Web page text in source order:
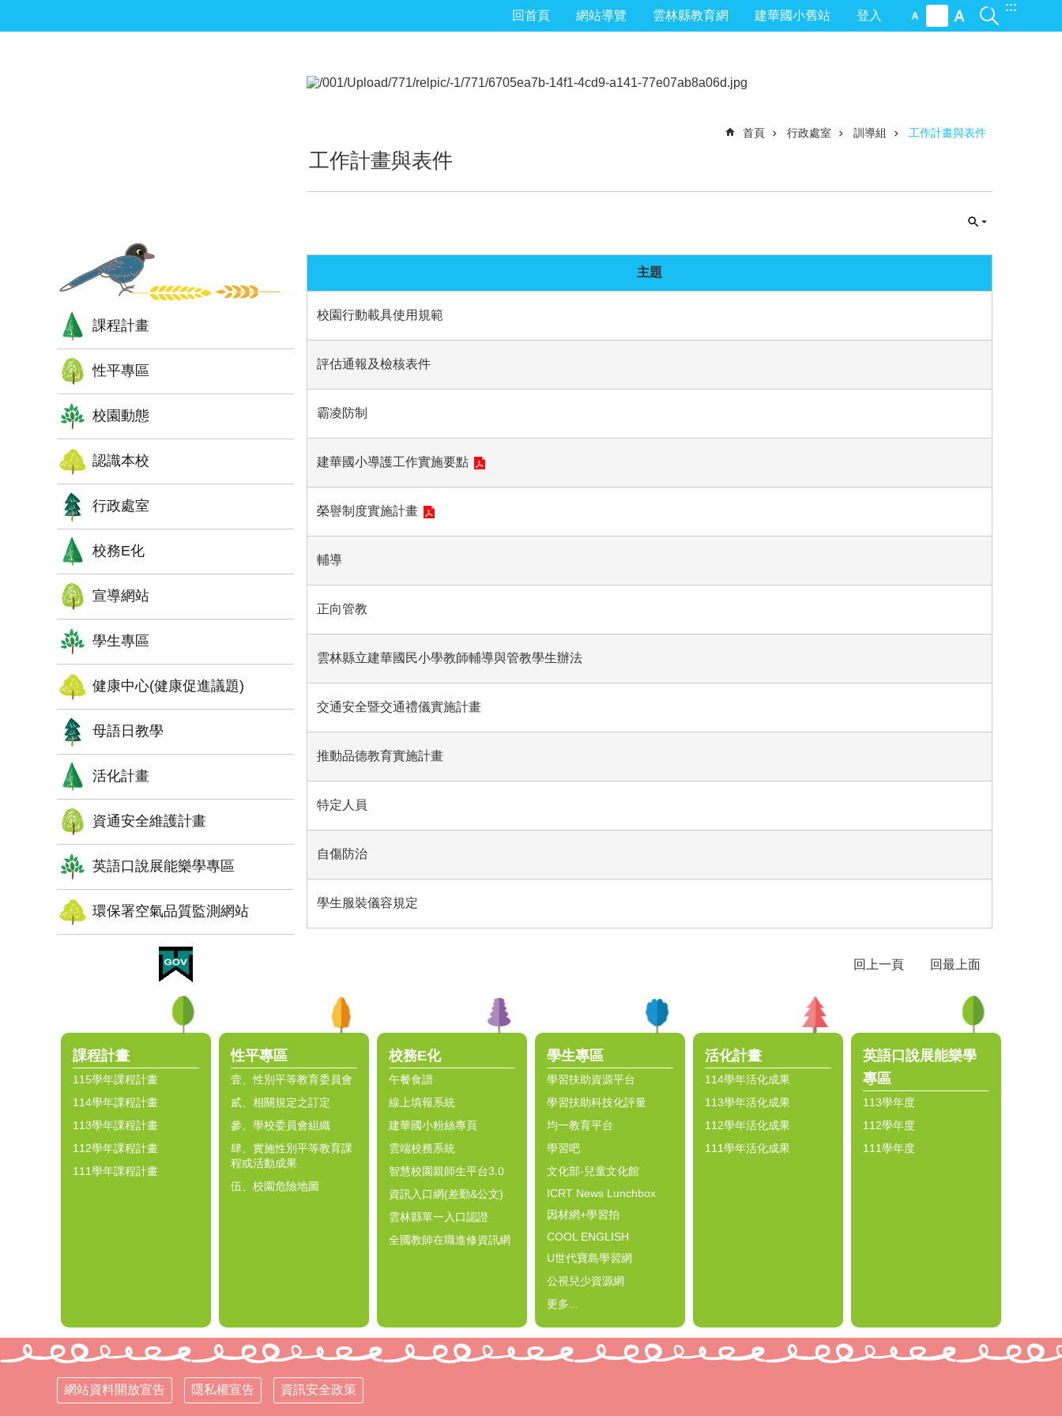
:::
回首頁 網站導覽 雲林縣教育網 建華國小舊站 登入
課程計畫
性平專區
校園動態
認識本校
行政處室
校務E化
宣導網站
學生專區
健康中心(健康促進議題)
母語日教學
活化計畫
資通安全維護計畫
英語口說展能樂學專區
環保署空氣品質監測網站
首頁 行政處室 訓導組 工作計畫與表件
工作計畫與表件
主題
校園行動載具使用規範
評估通報及檢核表件
霸凌防制
建華國小導護工作實施要點
榮譽制度實施計畫
輔導
正向管教
雲林縣立建華國民小學教師輔導與管教學生辦法
交通安全暨交通禮儀實施計畫
推動品德教育實施計畫
特定人員
自傷防治
學生服裝儀容規定
回上一頁 回最上面
課程計畫
115學年課程計畫
114學年課程計畫
113學年課程計畫
112學年課程計畫
111學年課程計畫
性平專區
壹、性別平等教育委員會
貳、相關規定之訂定
參、學校委員會組織
肆、實施性別平等教育課
程或活動成果
伍、校園危險地圖
校務E化
午餐食譜
線上填報系統
建華國小粉絲專頁
雲端校務系統
智慧校園親師生平台3.0
資訊入口網(差勤&公文)
雲林縣單一入口認證
全國教師在職進修資訊網
學生專區
學習扶助資源平台
學習扶助科技化評量
均一教育平台
學習吧
文化部-兒童文化館
ICRT News Lunchbox
因材網+學習拍
COOL ENGLISH
U世代寶島學習網
公視兒少資源網
更多...
活化計畫
114學年活化成果
113學年活化成果
112學年活化成果
111學年活化成果
英語口說展能樂學
專區
113學年度
112學年度
111學年度
網站資料開放宣告 隱私權宣告 資訊安全政策